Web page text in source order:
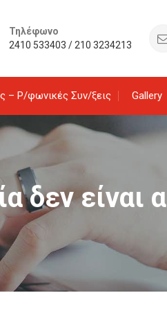
Τηλέφωνο
2410 533403 / 210 3234213
– Ρ/φωνικές Συν/ξεις Gallery
δεν είναι